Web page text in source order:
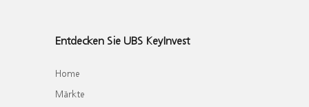
Entdecken Sie UBS KeyInvest
Home
Märkte